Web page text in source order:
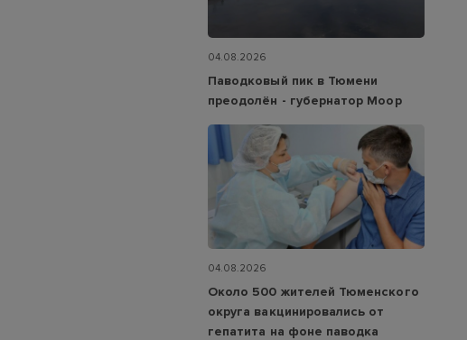
04.08.2026
Паводковый пик в Тюмени
преодолён - губернатор Моор
04.08.2026
Около 500 жителей Тюменского
округа вакцинировались от
гепатита на фоне паводка